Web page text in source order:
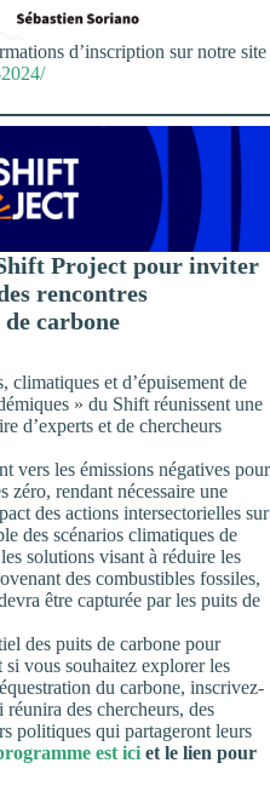
d’inscription sur notre site
Project pour inviter
rencontres
carbone
climatiques et d’épuisement de
» du Shift réunissent une
d’experts et de chercheurs
vers les émissions négatives pour
zéro, rendant nécessaire une
des actions intersectorielles sur
des scénarios climatiques de
solutions visant à réduire les
des combustibles fossiles,
être capturée par les puits de
des puits de carbone pour
vous souhaitez explorer les
du carbone, inscrivez-
des chercheurs, des
politiques qui partageront leurs
est ici et le lien pour